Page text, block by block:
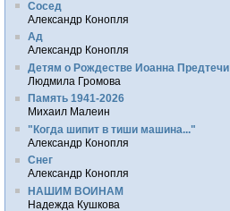
Сосед
Александр Конопля
Ад
Александр Конопля
Детям о Рождестве Иоанна Предтечи
Людмила Громова
Память 1941-2026
Михаил Малеин
"Когда шипит в тиши машина..."
Александр Конопля
Снег
Александр Конопля
НАШИМ ВОИНАМ
Надежда Кушкова